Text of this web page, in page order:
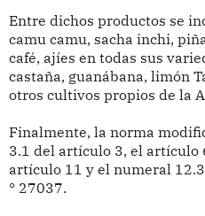
Entre dichos productos se
camu camu, sacha inchi,
café, ajíes en todas sus
castaña, guanábana, limón
otros cultivos propios de la
Finalmente, la norma
3.1 del artículo 3, el artículo
artículo 11 y el numeral
° 27037.